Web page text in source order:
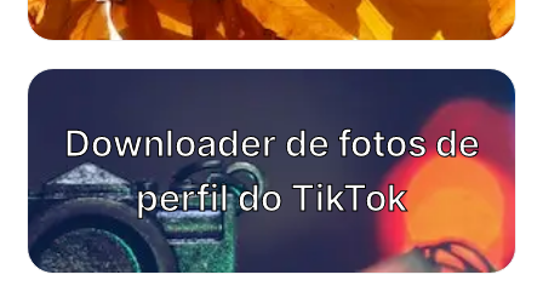
Downloader de fotos de
perfil do TikTok